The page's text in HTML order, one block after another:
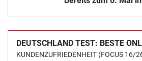
DEUTSCHLAND TEST: BESTE
KUNDENZUFRIEDENHEIT (FOCUS 16/